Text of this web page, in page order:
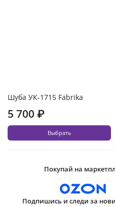
Шуба УК-1715 Fabrika
5 700 ₽
Выбрать
Покупай на
Подпишись и следи за